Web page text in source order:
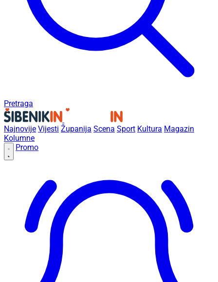
Pretraga
Najnovije Vijesti Županija Scena Sport Kultura Magazin
Kolumne
Promo